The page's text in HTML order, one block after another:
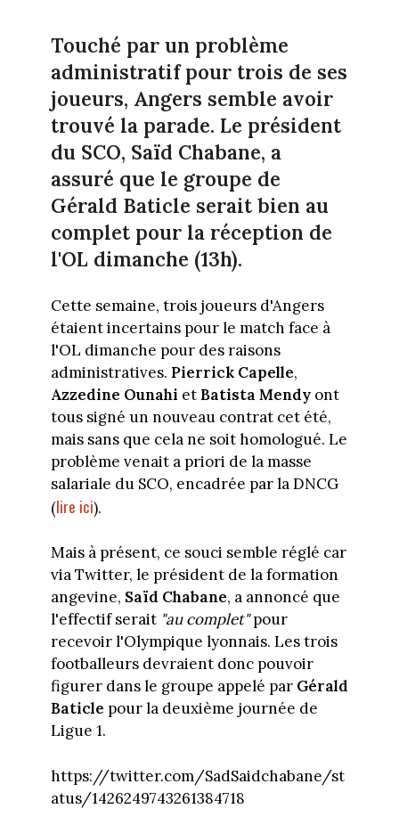
Touché par un problème
administratif pour trois de ses
joueurs, Angers semble avoir
trouvé la parade. Le président
du SCO, Saïd Chabane, a
assuré que le groupe de
Gérald Baticle serait bien au
complet pour la réception de
l'OL dimanche (13h).
Cette semaine, trois joueurs d'Angers
étaient incertains pour le match face à
l'OL dimanche pour des raisons
administratives. Pierrick Capelle,
Azzedine Ounahi et Batista Mendyont
tous signé un nouveau contrat cet été,
mais sans que cela ne soit homologué. Le
problème venait a priori de la masse
salariale du SCO, encadrée par la DNCG
(lire ici).
Mais à présent, ce souci semble réglé car
via Twitter, le président de la formation
angevine, Saïd Chabane, a annoncé que
l'effectif serait "au complet"pour
recevoir l'Olympique lyonnais. Les trois
footballeurs devraient donc pouvoir
figurer dans le groupe appelé par Gérald
Baticle pour la deuxième journée de
Ligue 1.
https://twitter.com/SadSaidchabane/st
atus/1426249743261384718